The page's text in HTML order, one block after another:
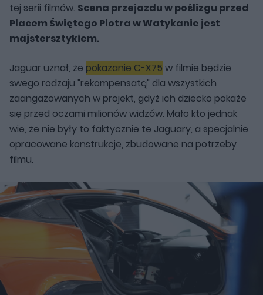
tej serii filmów. Scena przejazdu w poślizgu przed
Placem Świętego Piotra w Watykanie jest
majstersztykiem.
Jaguar uznał, że pokazanie C-X75 w filmie będzie
swego rodzaju "rekompensatą" dla wszystkich
zaangażowanych w projekt, gdyż ich dziecko pokaże
się przed oczami milionów widzów. Mało kto jednak
wie, że nie były to faktycznie te Jaguary, a specjalnie
opracowane konstrukcje, zbudowane na potrzeby
filmu.